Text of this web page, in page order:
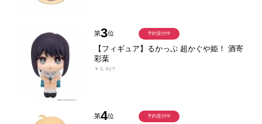
第3位
【フィギュア】るかっぷ 超かぐや姫！ 酒寄
彩葉
￥3,927
予約受付中
第4位 予約受付中